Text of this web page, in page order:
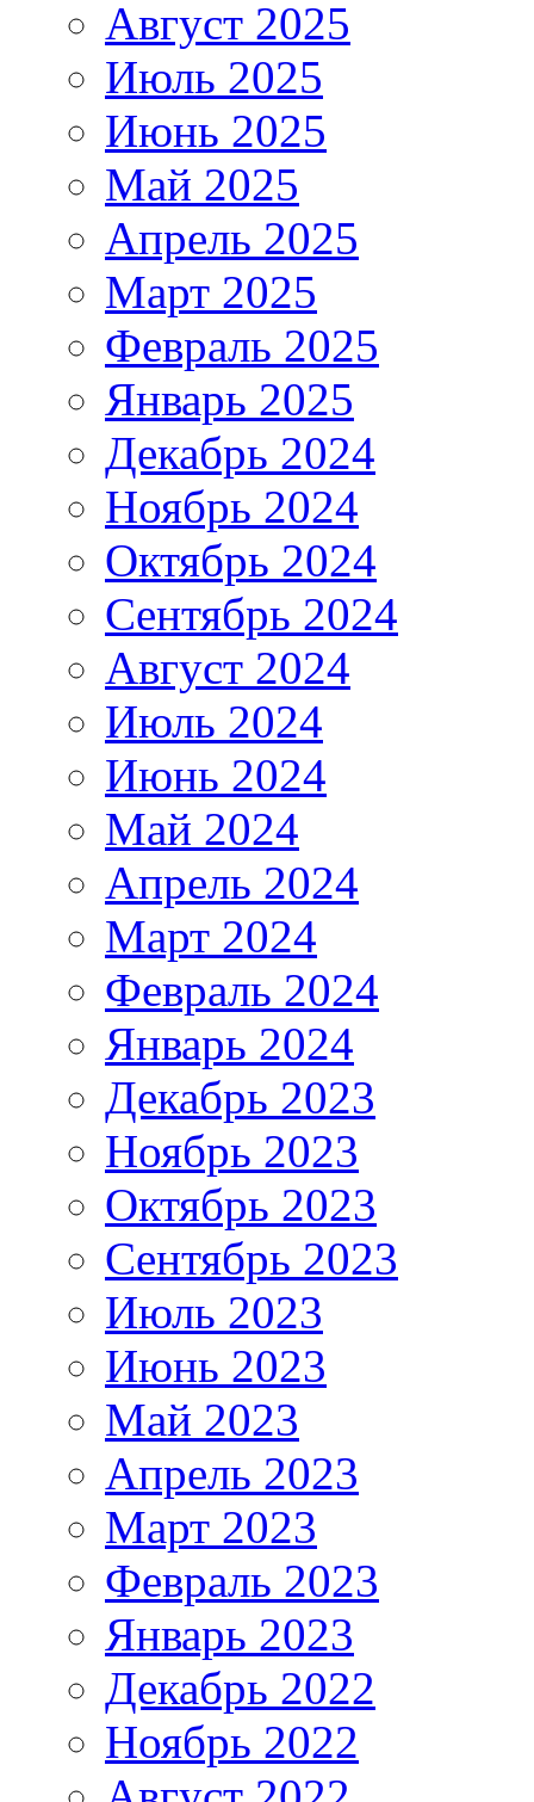
Август 2025
Июль 2025
Июнь 2025
Май 2025
Апрель 2025
Март 2025
Февраль 2025
Январь 2025
Декабрь 2024
Ноябрь 2024
Октябрь 2024
Сентябрь 2024
Август 2024
Июль 2024
Июнь 2024
Май 2024
Апрель 2024
Март 2024
Февраль 2024
Январь 2024
Декабрь 2023
Ноябрь 2023
Октябрь 2023
Сентябрь 2023
Июль 2023
Июнь 2023
Май 2023
Апрель 2023
Март 2023
Февраль 2023
Январь 2023
Декабрь 2022
Ноябрь 2022